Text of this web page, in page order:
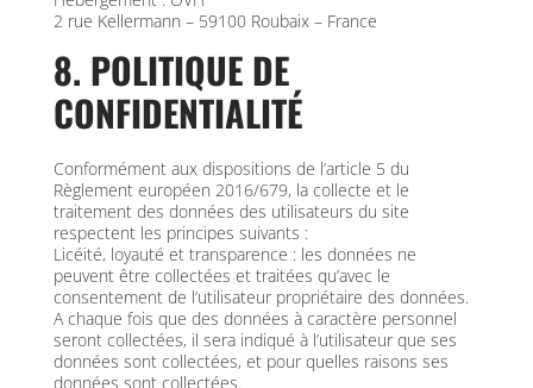
2 rue Kellermann – 59100 Roubaix – France
8. POLITIQUE DE
CONFIDENTIALITÉ
Conformément aux dispositions de l’article 5 du
Règlement européen 2016/679, la collecte et le
traitement des données des utilisateurs du site
respectent les principes suivants :
Licéité, loyauté et transparence : les données ne
peuvent être collectées et traitées qu’avec le
consentement de l’utilisateur propriétaire des données.
A chaque fois que des données à caractère personnel
seront collectées, il sera indiqué à l’utilisateur que ses
données sont collectées, et pour quelles raisons ses
données sont collectées.